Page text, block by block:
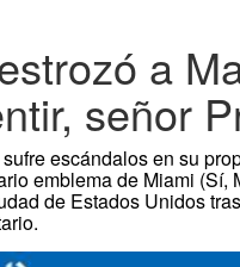
a
señor
escándalos en su
emblema de Miami (Sí,
de Estados Unidos